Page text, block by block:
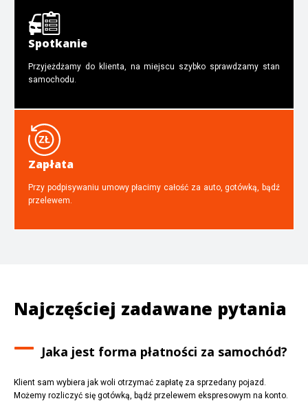
Spotkanie
Przyjeżdżamy do klienta, na miejscu szybko sprawdzamy stan
samochodu.
Zapłata
Przy podpisywaniu umowy płacimy całość za auto, gotówką, bądź
przelewem.
Najczęściej zadawane pytania
Jaka jest forma płatności za samochód?
Klient sam wybiera jak woli otrzymać zapłatę za sprzedany pojazd.
Możemy rozliczyć się gotówką, bądź przelewem ekspresowym na konto.